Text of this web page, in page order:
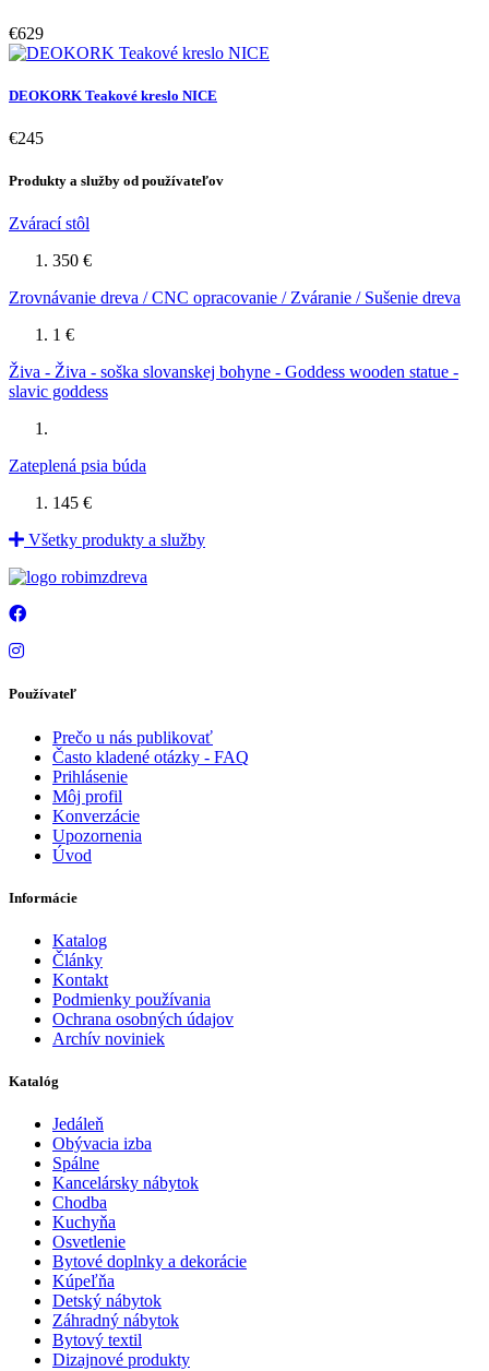
€629
DEOKORK Teakové kreslo NICE
€245
Produkty a služby od používateľov
Zvárací stôl
350 €
Zrovnávanie dreva / CNC opracovanie / Zváranie / Sušenie dreva
1 €
Živa - Živa - soška slovanskej bohyne - Goddess wooden statue -
slavic goddess
Zateplená psia búda
145 €
Všetky produkty a služby
Používateľ
Prečo u nás publikovať
Často kladené otázky - FAQ
Prihlásenie
Môj profil
Konverzácie
Upozornenia
Úvod
Informácie
Katalog
Články
Kontakt
Podmienky používania
Ochrana osobných údajov
Archív noviniek
Katalóg
Jedáleň
Obývacia izba
Spálne
Kancelársky nábytok
Chodba
Kuchyňa
Osvetlenie
Bytové doplnky a dekorácie
Kúpeľňa
Detský nábytok
Záhradný nábytok
Bytový textil
Dizajnové produkty